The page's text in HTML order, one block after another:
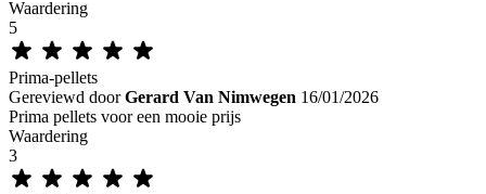
Waardering
5
Prima-pellets
Gereviewd door Gerard Van Nimwegen 16/01/2026
Prima pellets voor een mooie prijs
Waardering
3